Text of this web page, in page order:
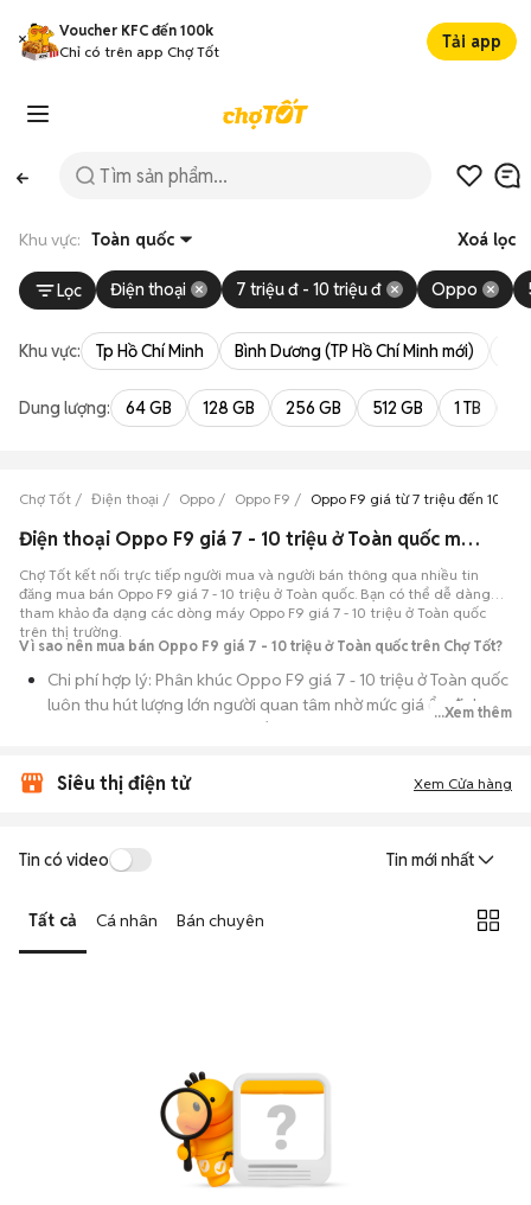
Voucher KFC đến 100k
Chỉ có trên app Chợ Tốt
Tải app
Khu vực: Toàn quốc Xoá lọc
Lọc Điện thoại 7 triệu đ - 10 triệu đ Oppo
Khu vực: Tp Hồ Chí Minh Bình Dương (TP Hồ Chí Minh mới)
Dung lượng: 64 GB 128 GB 256 GB 512 GB 1 TB
Chợ Tốt Điện thoại Oppo Oppo F9 Oppo F9 giá từ 7 triệu đến 10
Điện thoại Oppo F9 giá 7 - 10 triệu ở Toàn quốc máy bền đẹp
Chợ Tốt kết nối trực tiếp người mua và người bán thông qua nhiều tin
đăng mua bán Oppo F9 giá 7 - 10 triệu ở Toàn quốc. Bạn có thể dễ dàng
tham khảo đa dạng các dòng máy Oppo F9 giá 7 - 10 triệu ở Toàn quốc
trên thị trường.
Vì sao nên mua bán Oppo F9 giá 7 - 10 triệu ở Toàn quốc trên Chợ Tốt?
Chi phí hợp lý: Phân khúc Oppo F9 giá 7 - 10 triệu ở Toàn quốc
luôn thu hút lượng lớn người quan tâm nhờ mức giá ổn định
theo thời gian, phù hợp với số đông.
triệu ở Toàn quốc cung cấp cho bạn nhiều lựa chọn về tỷ lệ
Giao dịch thực tế: Việc gặp nhau trực tiếp giúp bạn có thời
...Xem thêm
Siêu thị điện tử Xem Cửa hàng
Tin có video Tin mới nhất
Tất cả Cá nhân Bán chuyên